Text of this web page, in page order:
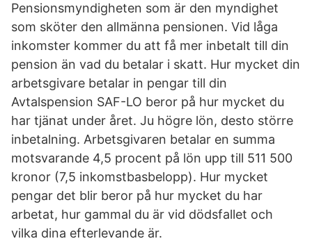
Pensionsmyndigheten som är den myndighet
som sköter den allmänna pensionen. Vid låga
inkomster kommer du att få mer inbetalt till din
pension än vad du betalar i skatt. Hur mycket din
arbetsgivare betalar in pengar till din
Avtalspension SAF-LO beror på hur mycket du
har tjänat under året. Ju högre lön, desto större
inbetalning. Arbetsgivaren betalar en summa
motsvarande 4,5 procent på lön upp till 511 500
kronor (7,5 inkomstbasbelopp). Hur mycket
pengar det blir beror på hur mycket du har
arbetat, hur gammal du är vid dödsfallet och
vilka dina efterlevande är.